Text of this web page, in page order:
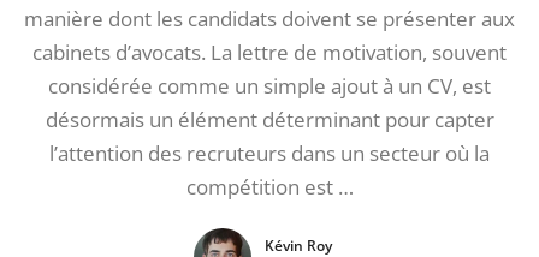
manière dont les candidats doivent se présenter aux
cabinets d’avocats. La lettre de motivation, souvent
considérée comme un simple ajout à un CV, est
désormais un élément déterminant pour capter
l’attention des recruteurs dans un secteur où la
compétition est …
Kévin Roy